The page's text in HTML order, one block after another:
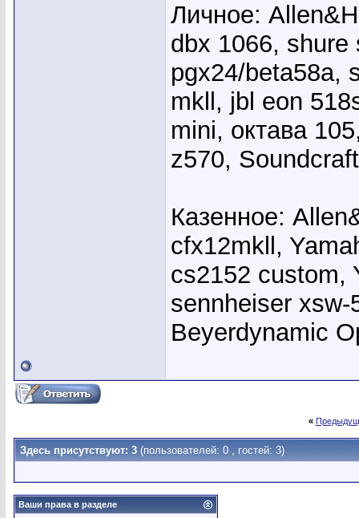
Личное:
dbx 1066,
pgx24/beta58a,
mkll, jbl eon
mini, октава
z570,
Казенное:
cfx12mkll,
cs2152 custom,
sennheiser
Beyerdynamic
«
Здесь присутствуют: 3 (пользователей: 0 , гостей: 3)
Ваши права в разделе